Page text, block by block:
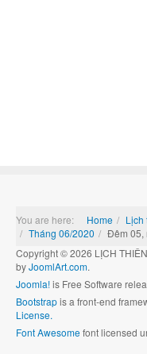
You are here: Home Lịch
Tháng 06/2020
Đêm 05,
Copyright © 2026 LỊCH
byJoomlArt.com.
Joomla!is Free Software
Bootstrapis a front-end
License.
Font Awesomefont licensed